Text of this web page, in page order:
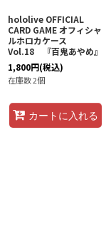
hololive OFFICIAL
CARD GAME オフィシャ
ルホロカケース
Vol.18 『百鬼あやめ』
1,800円(税込)
在庫数 2個
カートに入れる